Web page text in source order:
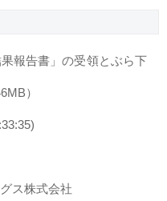
報告書」の受領とぶら下
）
ス株式会社